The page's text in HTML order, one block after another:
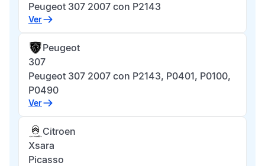
Peugeot 307 2007 con P2143
Ver
Peugeot
307
Peugeot 307 2007 con P2143, P0401, P0100,
P0490
Ver
Citroen
Xsara
Picasso